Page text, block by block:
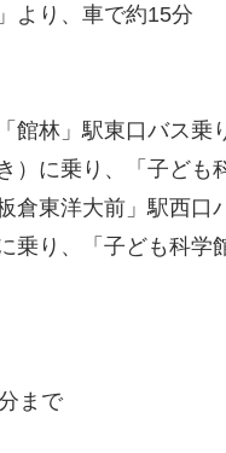
より、車で約15分
館林」駅東口バス乗
）に乗り、「子ども
東洋大前」駅西口
乗り、「子ども科学
まで